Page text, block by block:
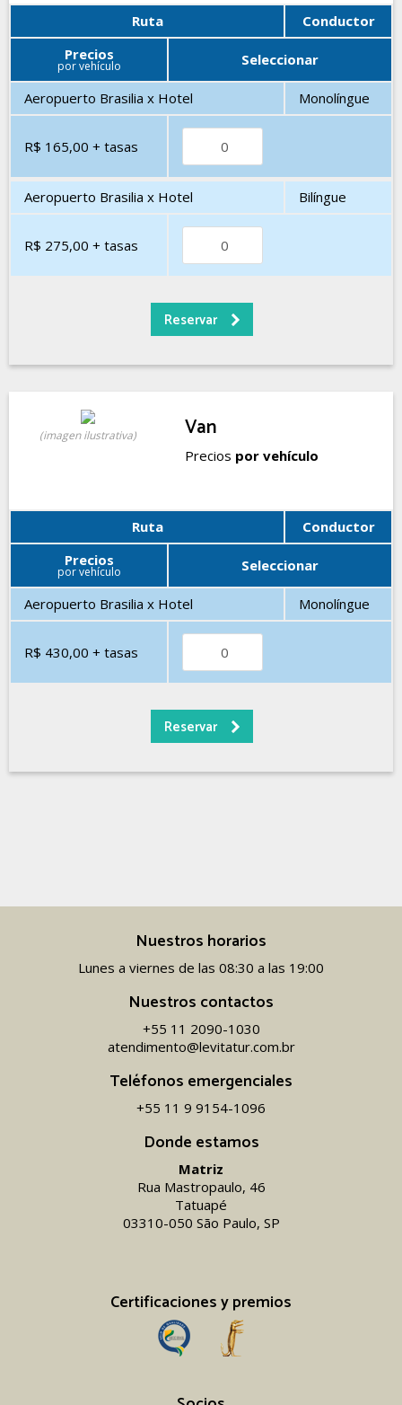
Ruta
Conductor
Precios
por vehículo Seleccionar
Aeropuerto Brasilia x Hotel Monolíngue
R$ 165,00 + tasas
Aeropuerto Brasilia x Hotel Bilíngue
R$ 275,00 + tasas
(imagen ilustrativa) Van
Precios por vehículo
Ruta
Conductor
Precios
por vehículo Seleccionar
Aeropuerto Brasilia x Hotel Monolíngue
R$ 430,00 + tasas
Donde estamos
Matriz
Rua Mastropaulo, 46
Tatuapé
03310-050 São Paulo, SP
Certificaciones y premios
Nuestros horarios
Lunes a viernes de las 08:30 a las 19:00
Nuestros contactos
+55 11 2090-1030
atendimento@levitatur.com.br
Teléfonos emergenciales
+55 11 9 9154-1096‬